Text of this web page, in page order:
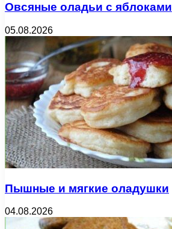
Овсяные оладьи с яблоками
05.08.2026
Пышные и мягкие оладушки
04.08.2026